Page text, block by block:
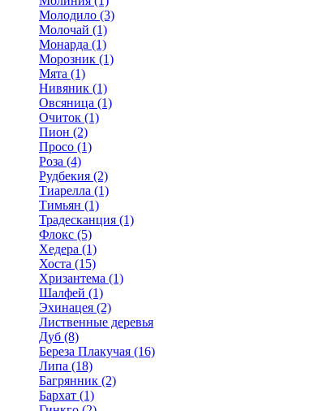
Молодило (3)
Молочай (1)
Монарда (1)
Морозник (1)
Мята (1)
Нивяник (1)
Овсяница (1)
Очиток (1)
Пион (2)
Просо (1)
Роза (4)
Рудбекия (2)
Тиарелла (1)
Тимьян (1)
Традесканция (1)
Флокс (5)
Хедера (1)
Хоста (15)
Хризантема (1)
Шалфей (1)
Эхинацея (2)
Лиственные деревья
Дуб (8)
Береза Плакучая (16)
Липа (18)
Багрянник (2)
Бархат (1)